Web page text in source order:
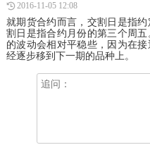
2016-11-05 12:08
就期货合约而言，交割日是指
割日是指合约月份的第三个周
的波动会相对平稳些，因为在
经逐步移到下一期的品种上。